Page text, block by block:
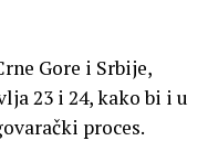
Gore i Srbije,
23 i 24, kako bi i u
proces.